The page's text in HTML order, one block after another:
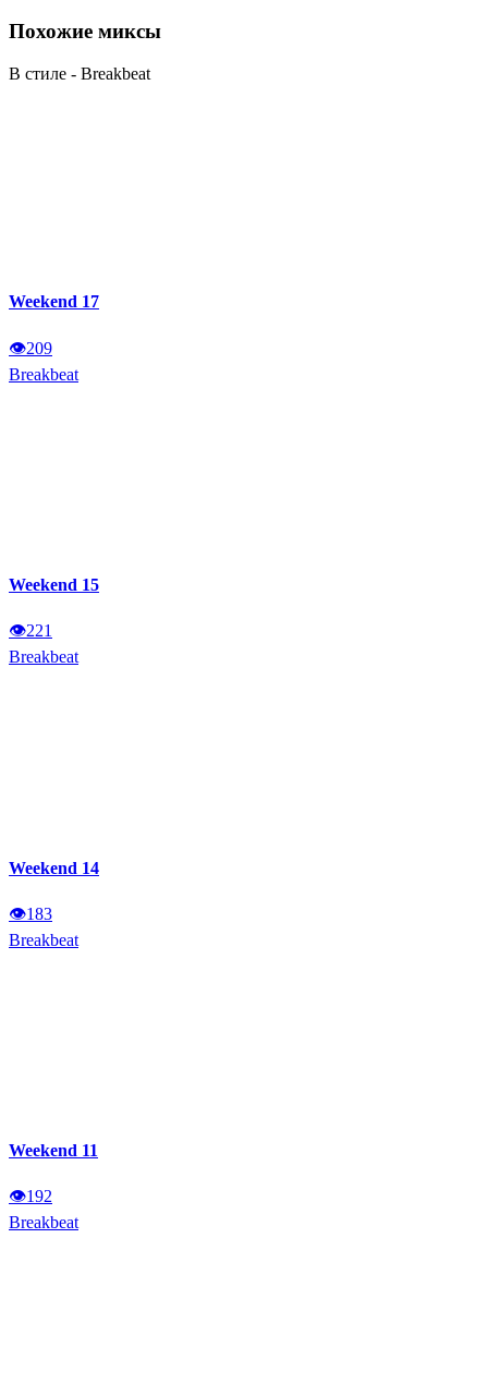
Похожие миксы
В стиле - Breakbeat
Weekend 17
👁209
Breakbeat
Weekend 15
👁221
Breakbeat
Weekend 14
👁183
Breakbeat
Weekend 11
👁192
Breakbeat